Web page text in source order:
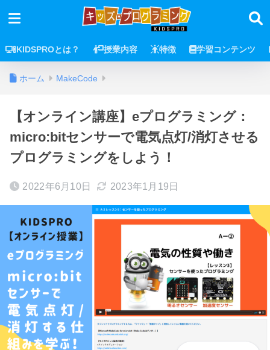
KIDSPROとは？ 授業内容 特徴 学習コンテンツ
ホーム MakeCode
【オンライン講座】eプログラミング：
micro:bitセンサーで電気点灯/消灯させる
プログラミングをしよう！
2022年6月10日 2023年1月19日